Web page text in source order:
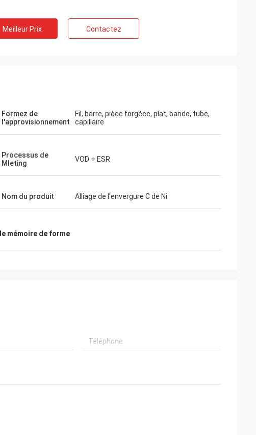
Meilleur Prix Contactez
Formez de
l'approvisionnement
Fil, barre, pièce forgéee, plat, bande, tube,
capillaire
Processus de
Mleting
VOD + ESR
Nom du produit Alliage de l'envergure C de Ni
mémoire de forme